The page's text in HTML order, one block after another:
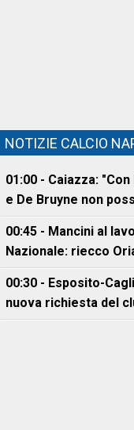
NOTIZIE CALCIO
01:00 - Caiazza:
e De Bruyne non
00:45 - Mancini al
Nazionale: riecco
00:30 - Esposito-
nuova richiesta del